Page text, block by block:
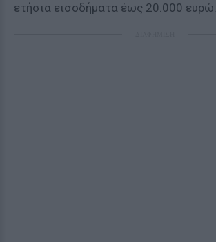
ετήσια εισοδήματα έως 20.000 ευρώ.